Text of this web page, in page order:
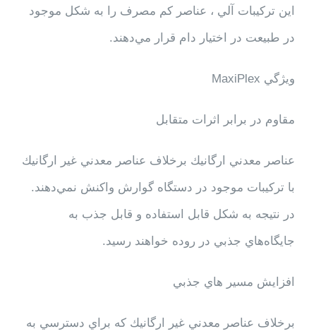
اين تركيبات آلي ، عناصر كم مصرف را به شكل موجود
در طبيعت در اختيار دام قرار مي‌دهند.
ويژگي MaxiPlex
مقاوم در برابر اثرات متقابل
عناصر معدني ارگانيك برخلاف عناصر معدني غير ارگانيك
با تركيبات موجود در دستگاه گوارش واكنش نمي‌دهند.
در نتيجه به شكل قابل استفاده و قابل جذب به
جايگاه‌هاي جذبي در روده خواهند رسيد.
افزايش مسير هاي جذبي
برخلاف عناصر معدني غير ارگانيك كه براي دسترسي به